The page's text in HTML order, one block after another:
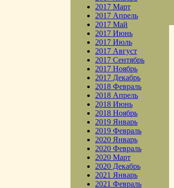
2017 Март
2017 Апрель
2017 Май
2017 Июнь
2017 Июль
2017 Август
2017 Сентябрь
2017 Ноябрь
2017 Декабрь
2018 Февраль
2018 Апрель
2018 Июнь
2018 Ноябрь
2019 Январь
2019 Февраль
2020 Январь
2020 Февраль
2020 Март
2020 Декабрь
2021 Январь
2021 Февраль